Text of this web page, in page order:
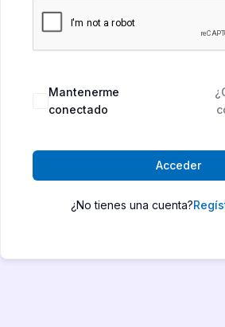
Mantenerme
conectado
Acceder
¿No tienes una cuenta?